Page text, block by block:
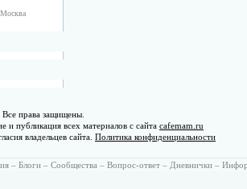
права защищены.
и публикация всех материалов с сайта cafemam.ru
владельцев сайта. Политика конфиденциальности
– Блоги – Сообщества – Вопрос-ответ – Дневнички –